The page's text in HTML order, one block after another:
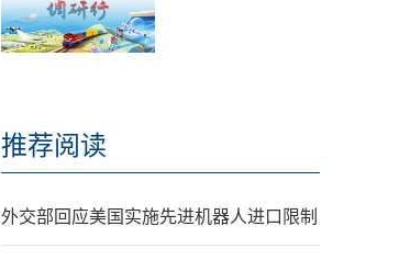
推荐阅读
外交部回应美国实施先进机器人进口限制